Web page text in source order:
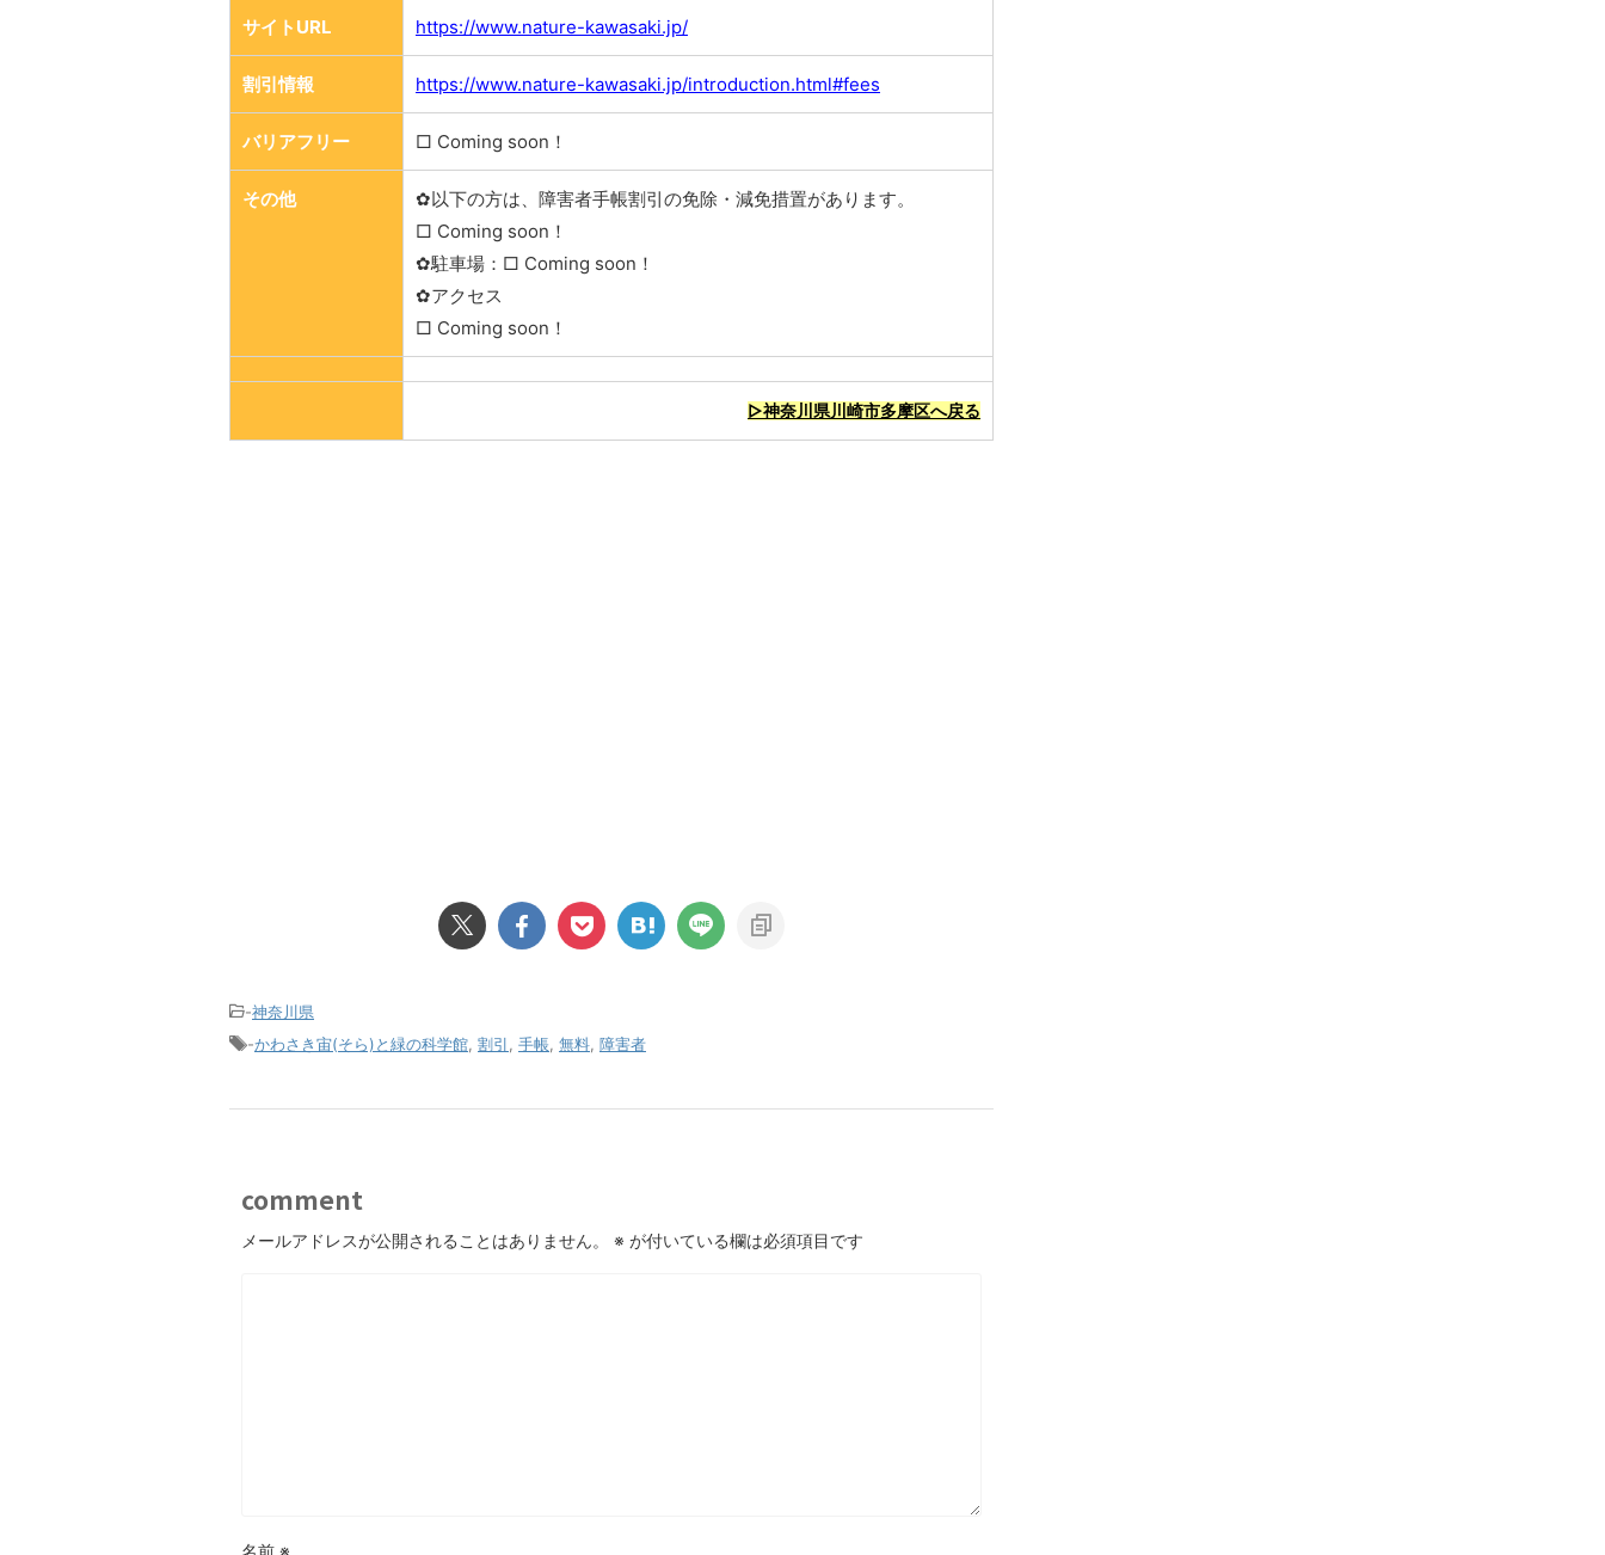
サイトURL https://www.nature-kawasaki.jp/
割引情報 https://www.nature-kawasaki.jp/introduction.html#fees
バリアフリー □ Coming soon！
その他
✿以下の方は、障害者手帳割引の免除・減免措置があります。
□ Coming soon！
✿駐車場：□ Coming soon！
✿アクセス
□ Coming soon！
▷神奈川県川崎市多摩区へ戻る
-神奈川県
-かわさき宙(そら)と緑の科学館 割引 手帳 無料 障害者
comment
メールアドレスが公開されることはありません。 ※ が付いている欄は必須項目です
名前 ※